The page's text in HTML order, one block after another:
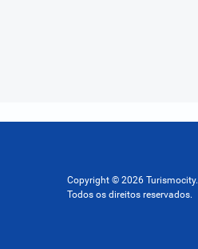
Copyright © 2026 Turismocity.
Todos os direitos reservados.